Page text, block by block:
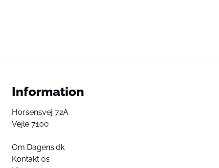
Information
Horsensvej 72A
Vejle 7100
Om Dagens.dk
Kontakt os